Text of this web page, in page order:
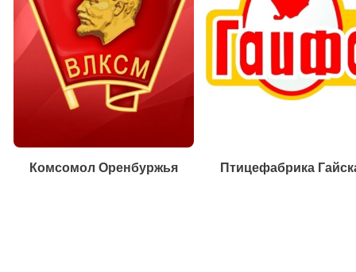
Комсомол Оренбуржья Птицефабрика